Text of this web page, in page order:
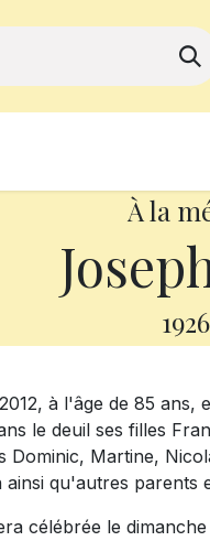
À la
1926
à l'âge de 85 ans,
le deuil ses filles
Dominic, Martine,
qu'autres parents
célébrée le